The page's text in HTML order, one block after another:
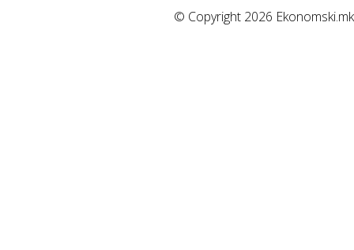
© Copyright 2026 Ekonomski.mk